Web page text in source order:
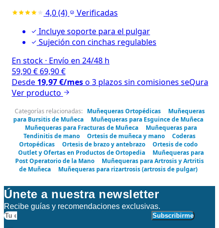
4,0(4)
Verificadas
Incluye soporte para el pulgar
Sujeción con cinchas regulables
En stock · Envío en 24/48 h
59,90€ 69,90€
Desde 19,97€/meso 3 plazos sin comisiones seQura
Ver producto
Categorías relacionadas: Muñequeras Ortopédicas
Muñequeras
para Bursitis de Muñeca
Muñequeras para Esguince de Muñeca
Muñequeras para Fracturas de Muñeca
Muñequeras para
Tendinitis de mano
Ortesis de muñeca y mano
Coderas
Ortopédicas
Ortesis de brazo y antebrazo
Ortesis de codo
Outlet y Ofertas en Productos de Ortopedia
Muñequeras para
Post Operatorio de la Mano
Muñequeras para Artrosis y Artritis
de Muñeca
Muñequeras para rizartrosis (artrosis de pulgar)
Únete a nuestra newsletter
Recibe guías y recomendaciones exclusivas.
Subscribirme